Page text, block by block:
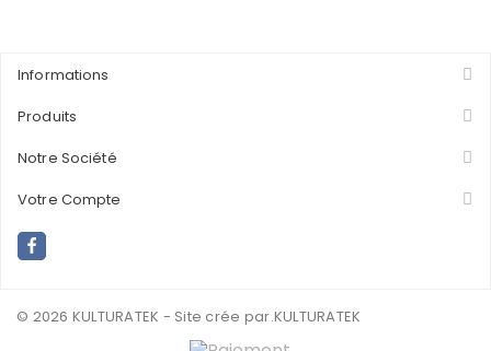
Informations
Produits
Notre Société
Votre Compte
© 2026 KULTURATEK - Site crée par.KULTURATEK